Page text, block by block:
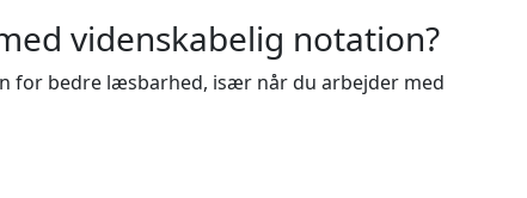
videnskabelig notation?
for bedre læsbarhed, især når du arbejder med